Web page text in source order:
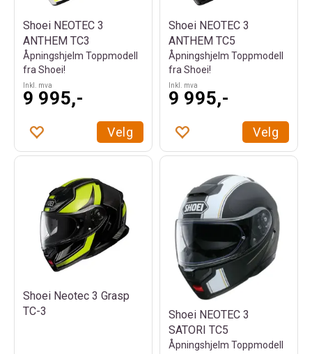
Shoei NEOTEC 3
ANTHEM TC3
Åpningshjelm Toppmodell
fra Shoei!
Inkl. mva
9 995,-
Velg
Shoei NEOTEC 3
ANTHEM TC5
Åpningshjelm Toppmodell
fra Shoei!
Inkl. mva
9 995,-
Velg
Shoei Neotec 3 Grasp
TC-3
Shoei NEOTEC 3
SATORI TC5
Åpningshjelm Toppmodell